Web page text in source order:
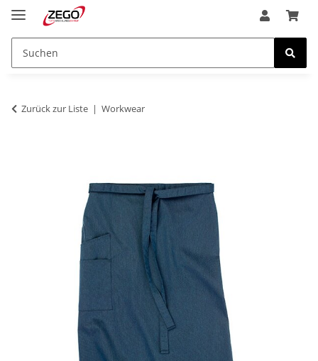
Zurück zur Liste Workwear